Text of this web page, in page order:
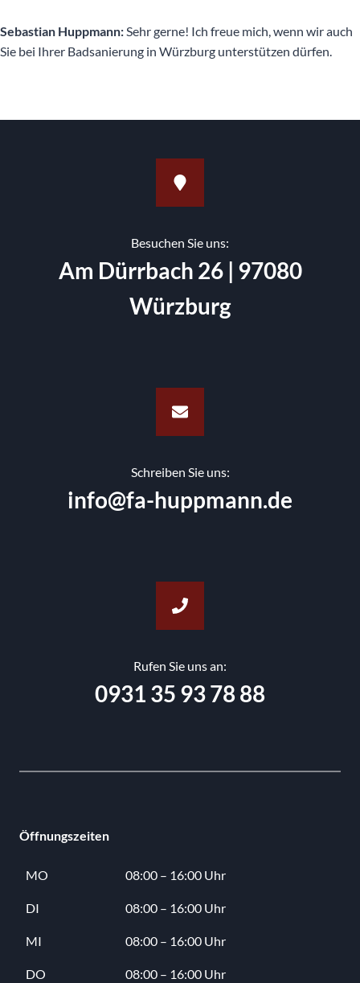
Sebastian Huppmann:Sehr gerne! Ich freue mich, wenn wir auch
Sie bei Ihrer Badsanierung in Würzburg unterstützen dürfen.
Besuchen Sie uns:
Am Dürrbach 26 | 97080
Würzburg
Schreiben Sie uns:
info@fa-huppmann.de
Rufen Sie uns an:
0931 35 93 78 88
Öffnungszeiten
MO 08:00 – 16:00 Uhr
DI 08:00 – 16:00 Uhr
MI 08:00 – 16:00 Uhr
DO 08:00 – 16:00 Uhr